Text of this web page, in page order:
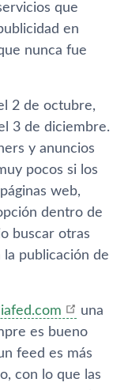
que
en
nunca fue
2 de octubre,
3 de diciembre.
y anuncios
pocos si los
web,
dentro de
buscar otras
publicación de
una
es bueno
feed es más
con lo que las